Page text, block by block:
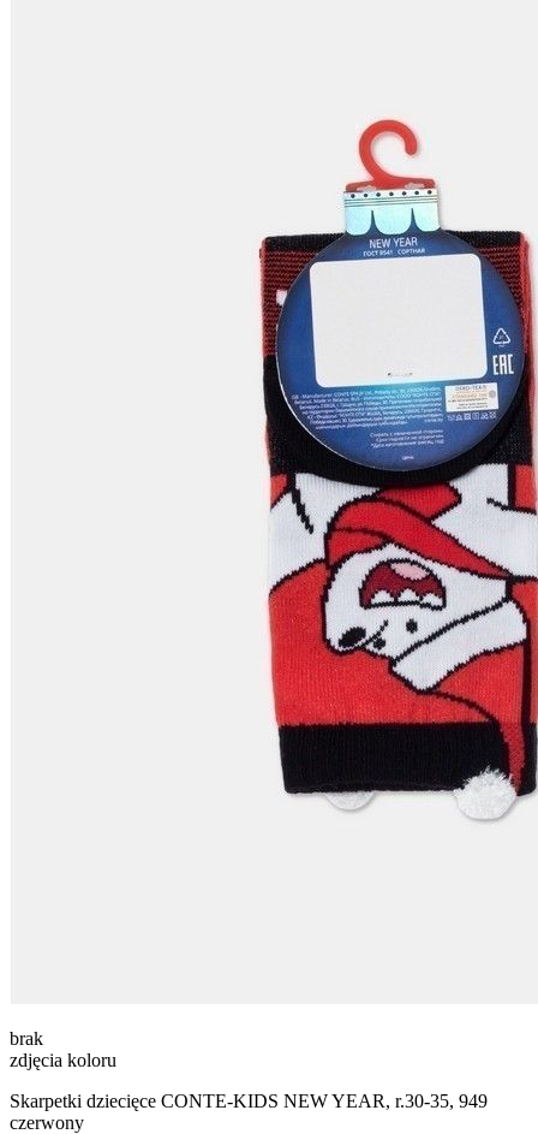
brak
zdjęcia koloru
Skarpetki dziecięce CONTE-KIDS NEW YEAR, r.30-35, 949
czerwony